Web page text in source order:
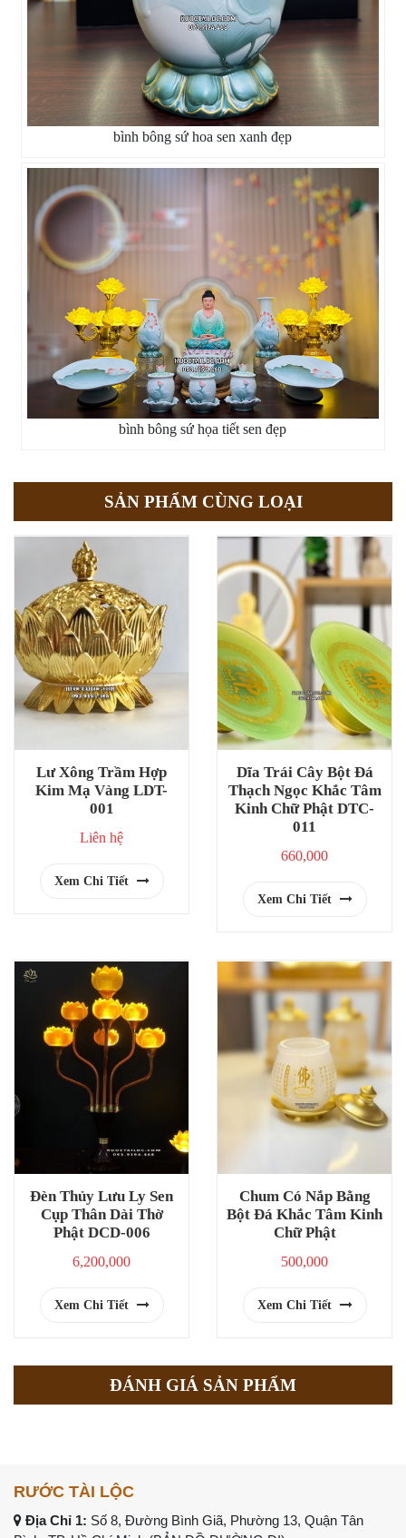
bình bông sứ hoa sen xanh đẹp
bình bông sứ họa tiết sen đẹp
SẢN PHẨM CÙNG LOẠI
Lư Xông Trầm Hợp
Kim Mạ Vàng LDT-
001
Liên hệ
Xem Chi Tiết
Dĩa Trái Cây Bột Đá
Thạch Ngọc Khắc Tâm
Kinh Chữ Phật DTC-
011
660,000
Xem Chi Tiết
Đèn Thủy Lưu Ly Sen
Cụp Thân Dài Thờ
Phật DCD-006
6,200,000
Xem Chi Tiết
Chum Có Nắp Bằng
Bột Đá Khắc Tâm Kinh
Chữ Phật
500,000
Xem Chi Tiết
ĐÁNH GIÁ SẢN PHẨM
RƯỚC TÀI LỘC
Địa Chỉ 1: Số 8, Đường Bình Giã, Phường 13, Quận Tân